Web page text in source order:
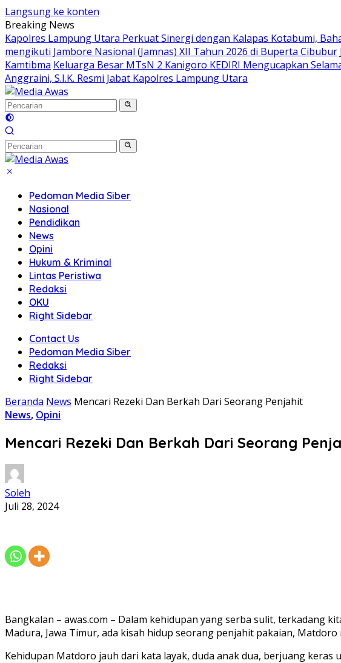
Langsung ke konten
Breaking News
Kapolres Lampung Utara Perkuat Sinergi dengan Kalapas Kotabumi,
mengikuti Jambore Nasional (Jamnas) XII Tahun 2026 di Buperta Cibubur
Kamtibma Keluarga Besar MTsN 2 Kanigoro KEDIRI Mengucapkan
Anggraini, S.I.K. Resmi Jabat Kapolres Lampung Utara
Pedoman Media Siber
Nasional
Pendidikan
News
Opini
Hukum & Kriminal
Lintas Peristiwa
Redaksi
OKU
Right Sidebar
Contact Us
Pedoman Media Siber
Redaksi
Right Sidebar
Beranda News Mencari Rezeki Dan Berkah Dari Seorang Penjahit
News, Opini
Mencari Rezeki Dan Berkah Dari Seorang
Soleh
Juli 28, 2024
Bangkalan – awas.com – Dalam kehidupan yang serba sulit, terkadang
Madura, Jawa Timur, ada kisah hidup seorang penjahit pakaian,
Kehidupan Matdoro jauh dari kata layak, duda anak dua, berjuang